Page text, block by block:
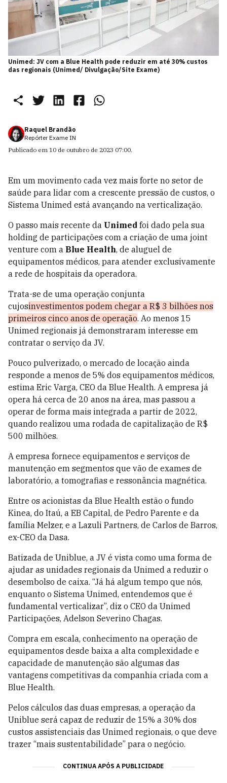
Unimed: JV com a Blue Health pode reduzir em até 30% custos
das regionais (Unimed/ Divulgação/Site Exame)
Raquel Brandão
Repórter Exame IN
Publicado em 10 de outubro de 2023 07:00.
Em um movimento cada vez mais forte no setor de
saúde para lidar com a crescente pressão de custos, o
Sistema Unimed está avançando na verticalização.
O passo mais recente da Unimed foi dado pela sua
holding de participações com a criação de uma joint
venture com a Blue Health, de aluguel de
equipamentos médicos, para atender exclusivamente
a rede de hospitais da operadora.
Trata-se de uma operação conjunta
cujosinvestimentos podem chegar a R$ 3 bilhões nos
primeiros cinco anos de operação. Ao menos 15
Unimed regionais já demonstraram interesse em
contratar o serviço da JV.
Pouco pulverizado, o mercado de locação ainda
responde a menos de 5% dos equipamentos médicos,
estima Eric Varga, CEO da Blue Health. A empresa já
opera há cerca de 20 anos na área, mas passou a
operar de forma mais integrada a partir de 2022,
quando realizou uma rodada de capitalização de R$
500 milhões.
A empresa fornece equipamentos e serviços de
manutenção em segmentos que vão de exames de
laboratório, a tomografias e ressonância magnética.
Entre os acionistas da Blue Health estão o fundo
Kinea, do Itaú, a EB Capital, de Pedro Parente e da
família Melzer, e a Lazuli Partners, de Carlos de Barros,
ex-CEO da Dasa.
Batizada de Uniblue, a JV é vista como uma forma de
ajudar as unidades regionais da Unimed a reduzir o
desembolso de caixa. “Já há algum tempo que nós,
enquanto o Sistema Unimed, entendemos que é
fundamental verticalizar”, diz o CEO da Unimed
Participações, Adelson Severino Chagas.
Compra em escala, conhecimento na operação de
equipamentos desde baixa a alta complexidade e
capacidade de manutenção são algumas das
vantagens competitivas da companhia criada com a
Blue Health.
Pelos cálculos das duas empresas, a operação da
Uniblue será capaz de reduzir de 15% a 30% dos
custos assistenciais das Unimed regionais, o que deve
trazer “mais sustentabilidade” para o negócio.
CONTINUA APÓS A PUBLICIDADE